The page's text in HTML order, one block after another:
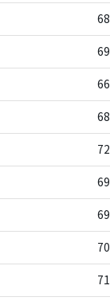
68
69
66
68
72
69
69
70
71